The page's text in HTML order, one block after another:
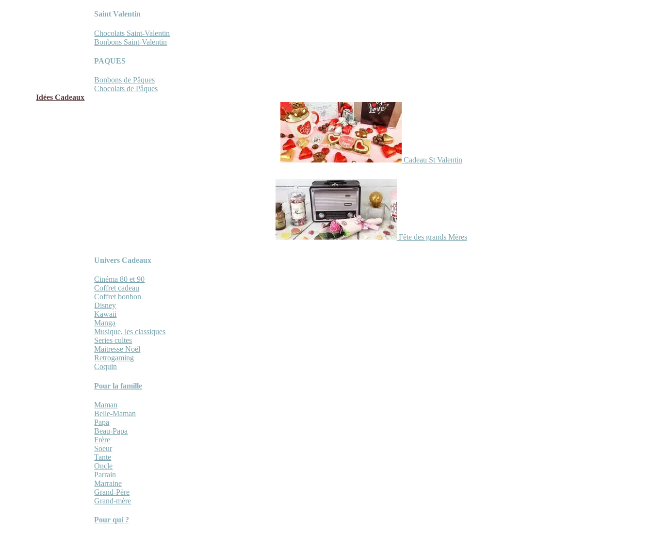
Saint Valentin
Chocolats Saint-Valentin
Bonbons Saint-Valentin
PAQUES
Bonbons de Pâques
Chocolats de Pâques
Idées Cadeaux
Cadeau St Valentin
Fête des grands Mères
Univers Cadeaux
Cinéma 80 et 90
Coffret cadeau
Coffret bonbon
Disney
Kawaii
Manga
Musique, les classiques
Series cultes
Maitresse Noël
Retrogaming
Coquin
Pour la famille
Maman
Belle-Maman
Papa
Beau-Papa
Frère
Soeur
Tante
Oncle
Parrain
Marraine
Grand-Père
Grand-mère
Pour qui ?